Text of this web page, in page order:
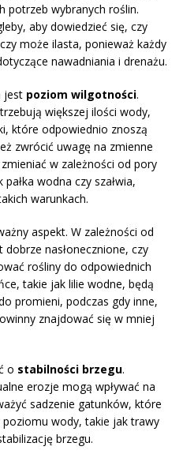
potrzeb wybranych roślin.
aby dowiedzieć się, czy
może ilasta, ponieważ każdy
nawadniania i drenażu.
jest poziom wilgotności.
większej ilości wody,
które odpowiednio znoszą
zwrócić uwagę na zmienne
w zależności od pory
wodna czy szałwia,
warunkach.
aspekt. W zależności od
nasłonecznione, czy
rośliny do odpowiednich
takie jak lilie wodne, będą
promieni, podczas gdy inne,
znajdować się w mniej
o stabilności brzegu.
erozje mogą wpływać na
sadzenie gatunków, które
wody, takie jak trawy
brzegu.